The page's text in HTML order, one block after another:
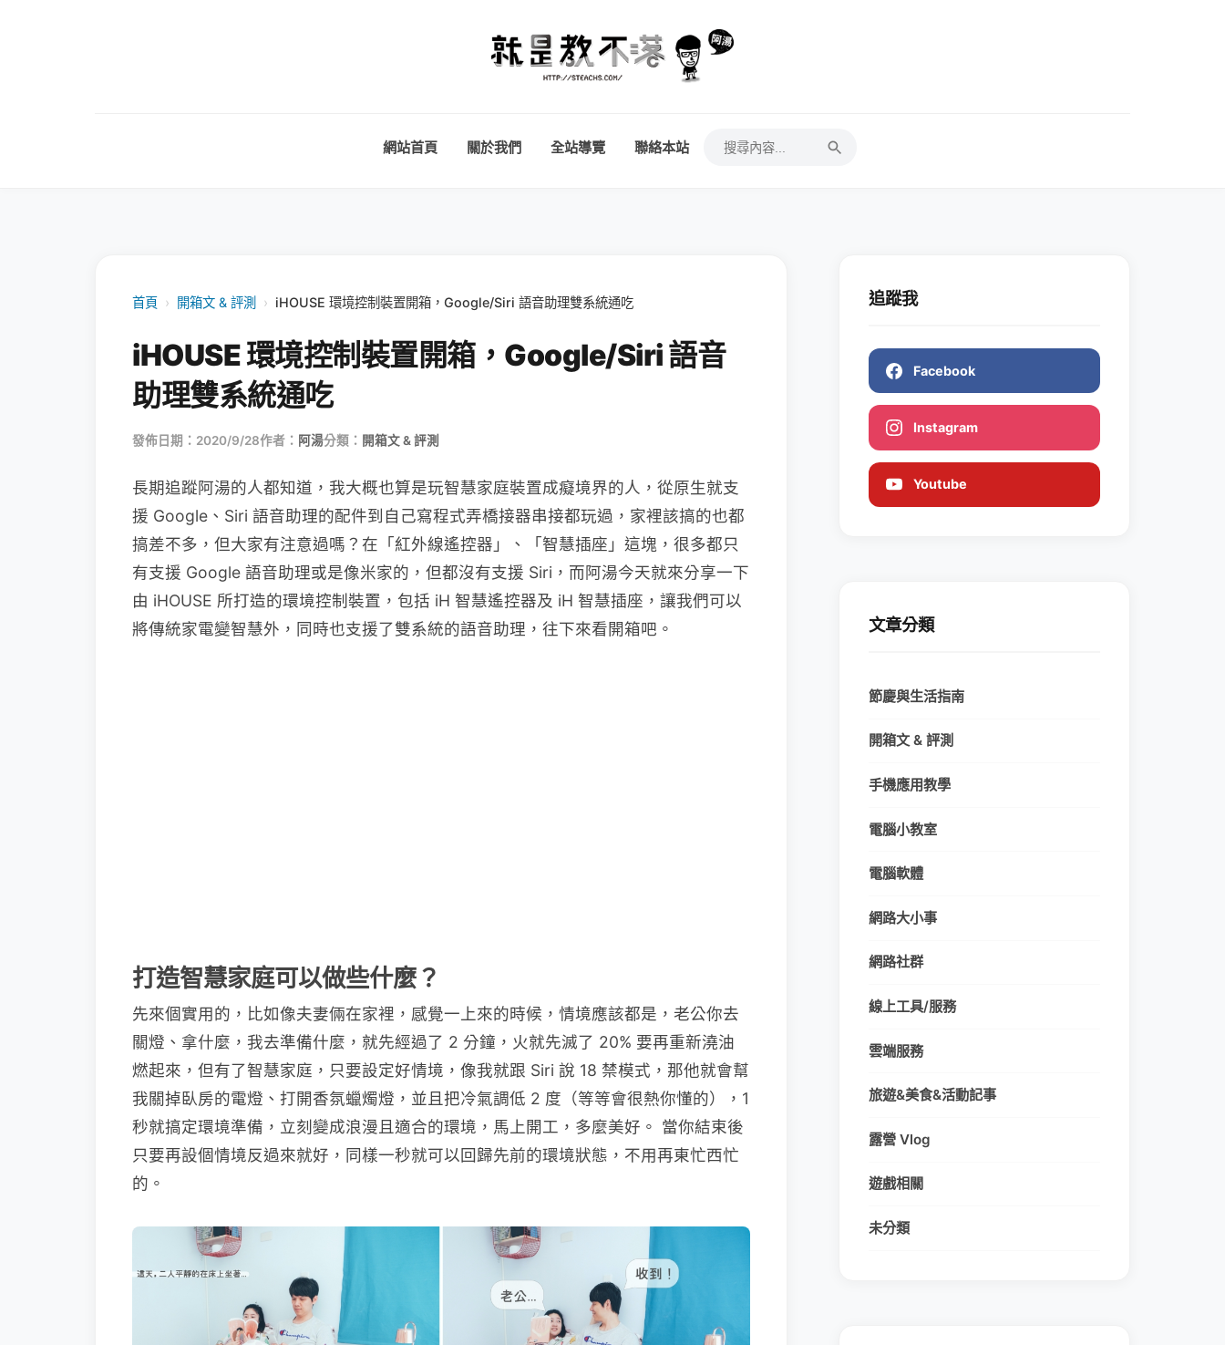
網站首頁 關於我們 全站導覽 聯絡本站
首頁 › 開箱文 & 評測 › iHOUSE 環境控制裝置開箱，Google/Siri 語音助理雙系統通吃
iHOUSE 環境控制裝置開箱，Google/Siri 語音
助理雙系統通吃
發佈日期：2020/9/28作者： 阿湯分類： 開箱文 & 評測
長期追蹤阿湯的人都知道，我大概也算是玩智慧家庭裝置成癡境界的人，從原生就支
援 Google、Siri 語音助理的配件到自己寫程式弄橋接器串接都玩過，家裡該搞的也都
搞差不多，但大家有注意過嗎？在「紅外線遙控器」、「智慧插座」這塊，很多都只
有支援 Google 語音助理或是像米家的，但都沒有支援 Siri，而阿湯今天就來分享一下
由 iHOUSE 所打造的環境控制裝置，包括 iH 智慧遙控器及 iH 智慧插座，讓我們可以
將傳統家電變智慧外，同時也支援了雙系統的語音助理，往下來看開箱吧。
打造智慧家庭可以做些什麼？
先來個實用的，比如像夫妻倆在家裡，感覺一上來的時候，情境應該都是，老公你去
關燈、拿什麼，我去準備什麼，就先經過了 2 分鐘，火就先滅了 20% 要再重新澆油
燃起來，但有了智慧家庭，只要設定好情境，像我就跟 Siri 說 18 禁模式，那他就會幫
我關掉臥房的電燈、打開香氛蠟燭燈，並且把冷氣調低 2 度（等等會很熱你懂的），1
秒就搞定環境準備，立刻變成浪漫且適合的環境，馬上開工，多麼美好。 當你結束後
只要再設個情境反過來就好，同樣一秒就可以回歸先前的環境狀態，不用再東忙西忙
的。
追蹤我
Facebook
Instagram
Youtube
文章分類
節慶與生活指南
開箱文 & 評測
手機應用教學
電腦小教室
電腦軟體
網路大小事
網路社群
線上工具/服務
雲端服務
旅遊&美食&活動記事
露營 Vlog
遊戲相關
未分類